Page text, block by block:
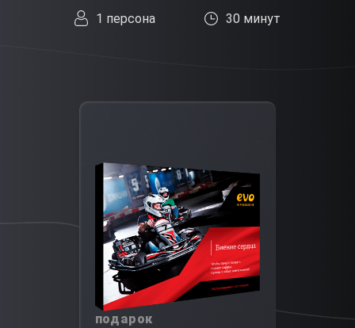
1 персона 30 минут
подарок